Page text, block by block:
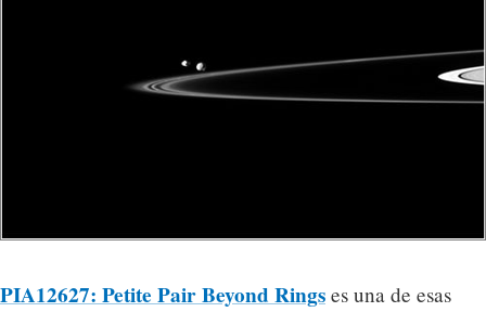
PIA12627: Petite Pair Beyond Rings es una de esas